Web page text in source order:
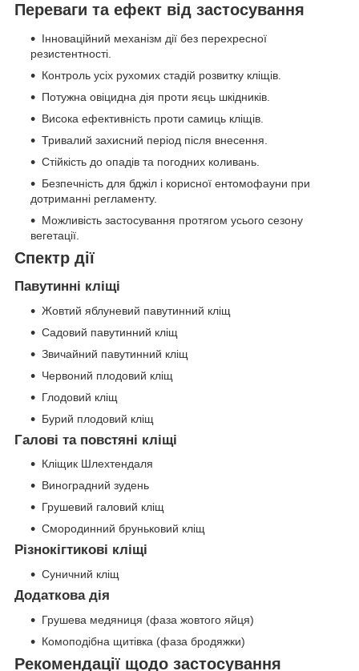
Переваги та ефект від застосування
Інноваційний механізм дії без перехресної
резистентності.
Контроль усіх рухомих стадій розвитку кліщів.
Потужна овіцидна дія проти яєць шкідників.
Висока ефективність проти самиць кліщів.
Тривалий захисний період після внесення.
Стійкість до опадів та погодних коливань.
Безпечність для бджіл і корисної ентомофауни при
дотриманні регламенту.
Можливість застосування протягом усього сезону
вегетації.
Спектр дії
Павутинні кліщі
Жовтий яблуневий павутинний кліщ
Садовий павутинний кліщ
Звичайний павутинний кліщ
Червоний плодовий кліщ
Глодовий кліщ
Бурий плодовий кліщ
Галові та повстяні кліщі
Кліщик Шлехтендаля
Виноградний зудень
Грушевий галовий кліщ
Смородинний бруньковий кліщ
Різнокігтикові кліщі
Суничний кліщ
Додаткова дія
Грушева медяниця (фаза жовтого яйця)
Комоподібна щитівка (фаза бродяжки)
Рекомендації щодо застосування